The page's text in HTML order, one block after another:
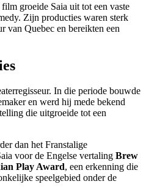
groeide Saia uit tot een vaste
Zijn producties waren sterk
van Quebec en bereikten een
In die periode bouwde
en werd hij mede bekend
die uitgroeide tot een
dan het Franstalige
voor de Engelse vertaling Brew
Play Award, een erkenning die
speelgebied onder de